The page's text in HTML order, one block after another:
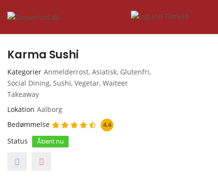
Karma Sushi
Kategorier Anmelderrost, Asiatisk, Glutenfri,
Social Dining, Sushi, Vegetar, Waiteer
Takeaway
Lokation Aalborg
Bedømmelse
4.4
Status Åbent nu